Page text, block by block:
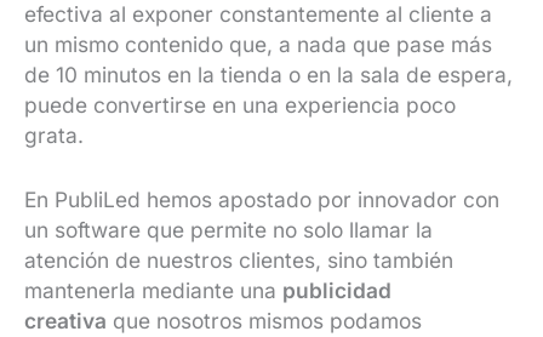
efectiva al exponer constantemente al cliente a
un mismo contenido que, a nada que pase más
de 10 minutos en la tienda o en la sala de espera,
puede convertirse en una experiencia poco
grata.
En PubliLed hemos apostado por innovador con
un software que permite no solo llamar la
atención de nuestros clientes, sino también
mantenerla mediante una publicidad
creativa que nosotros mismos podamos